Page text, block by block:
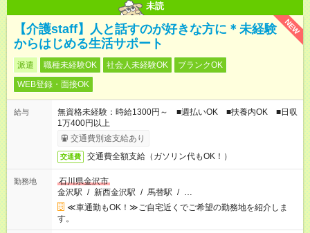
未読
NEW
【介護staff】人と話すのが好きな方に＊未経験
からはじめる生活サポート
派遣 職種未経験OK 社会人未経験OK
ブランクOK
WEB登録・面接OK
給与
無資格未経験：時給1300円～ ■週払いOK ■扶養内OK ■日収
1万400円以上
交通費別途支給あり
交通費 交通費全額支給（ガソリン代もOK！）
勤務地
石川県金沢市
金沢駅 / 新西金沢駅 / 馬替駅 / …
≪車通勤もOK！≫ご自宅近くでご希望の勤務地を紹介しま
す。